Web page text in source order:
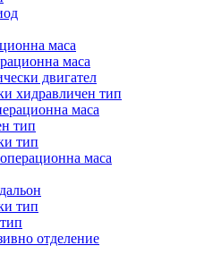
маса
маса
двигател
хидравличен тип
маса
тип
тип
маса
тип
отделение